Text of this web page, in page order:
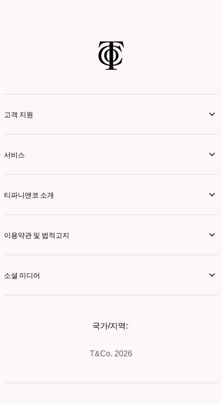
고객 지원
서비스
티파니앤코 소개
이용약관 및 법적고지
소셜 미디어
T&Co. 2026
국가/지역: